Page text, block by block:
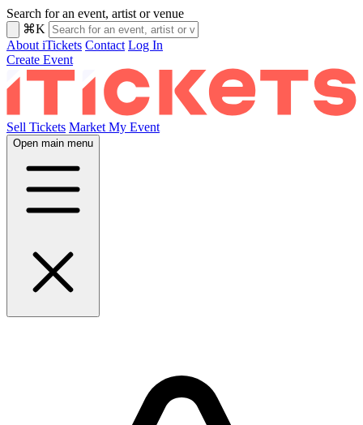
Search for an event, artist or venue
⌘K
About iTickets Contact Log In
Create Event
Sell Tickets Market My Event
Open main menu